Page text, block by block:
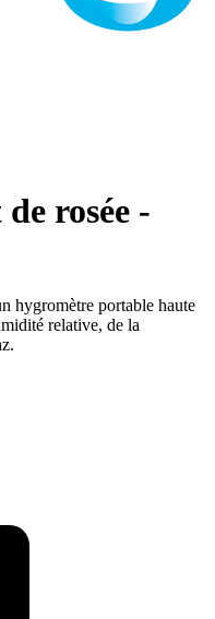
rosée -
hygromètre portable haute
relative, de la